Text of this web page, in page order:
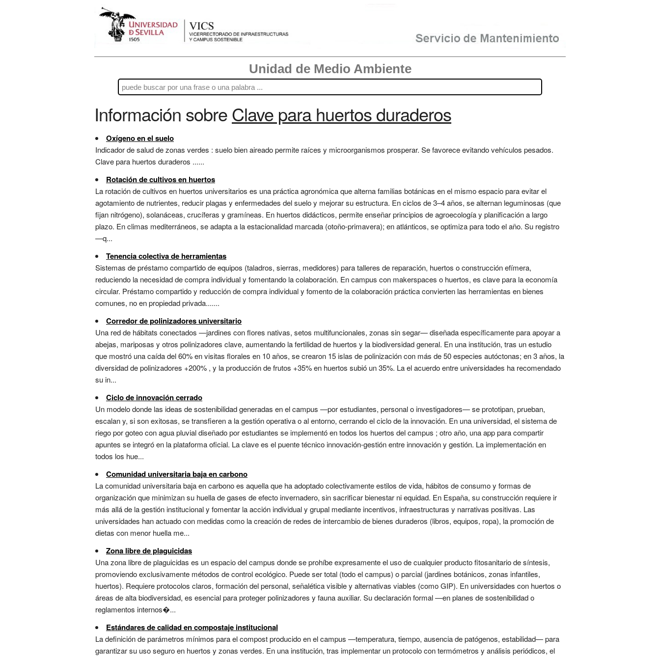
Unidad de Medio Ambiente
Información sobreClave para huertos duraderos
Oxígeno en el suelo
Indicador de salud de zonas verdes : suelo bien aireado permite raíces y microorganismos prosperar. Se favorece evitando vehículos pesados.
Clave para huertos duraderos ......
Rotación de cultivos en huertos
La rotación de cultivos en huertos universitarios es una práctica agronómica que alterna familias botánicas en el mismo espacio para evitar el
agotamiento de nutrientes, reducir plagas y enfermedades del suelo y mejorar su estructura. En ciclos de 3–4 años, se alternan leguminosas (que
fijan nitrógeno), solanáceas, crucíferas y gramíneas. En huertos didácticos, permite enseñar principios de agroecología y planificación a largo
plazo. En climas mediterráneos, se adapta a la estacionalidad marcada (otoño-primavera); en atlánticos, se optimiza para todo el año. Su registro
—q...
Tenencia colectiva de herramientas
Sistemas de préstamo compartido de equipos (taladros, sierras, medidores) para talleres de reparación, huertos o construcción efímera,
reduciendo la necesidad de compra individual y fomentando la colaboración. En campus con makerspaces o huertos, es clave para la economía
circular. Préstamo compartido y reducción de compra individual y fomento de la colaboración práctica convierten las herramientas en bienes
comunes, no en propiedad privada.......
Corredor de polinizadores universitario
Una red de hábitats conectados —jardines con flores nativas, setos multifuncionales, zonas sin segar— diseñada específicamente para apoyar a
abejas, mariposas y otros polinizadores clave, aumentando la fertilidad de huertos y la biodiversidad general. En una institución, tras un estudio
que mostró una caída del 60% en visitas florales en 10 años, se crearon 15 islas de polinización con más de 50 especies autóctonas; en 3 años, la
diversidad de polinizadores +200% , y la producción de frutos +35% en huertos subió un 35%. La el acuerdo entre universidades ha recomendado
su in...
Ciclo de innovación cerrado
Un modelo donde las ideas de sostenibilidad generadas en el campus —por estudiantes, personal o investigadores— se prototipan, prueban,
escalan y, si son exitosas, se transfieren a la gestión operativa o al entorno, cerrando el ciclo de la innovación. En una universidad, el sistema de
riego por goteo con agua pluvial diseñado por estudiantes se implementó en todos los huertos del campus ; otro año, una app para compartir
apuntes se integró en la plataforma oficial. La clave es el puente técnico innovación-gestión entre innovación y gestión. La implementación en
todos los hue...
Comunidad universitaria baja en carbono
La comunidad universitaria baja en carbono es aquella que ha adoptado colectivamente estilos de vida, hábitos de consumo y formas de
organización que minimizan su huella de gases de efecto invernadero, sin sacrificar bienestar ni equidad. En España, su construcción requiere ir
más allá de la gestión institucional y fomentar la acción individual y grupal mediante incentivos, infraestructuras y narrativas positivas. Las
universidades han actuado con medidas como la creación de redes de intercambio de bienes duraderos (libros, equipos, ropa), la promoción de
dietas con menor huella me...
Zona libre de plaguicidas
Una zona libre de plaguicidas es un espacio del campus donde se prohíbe expresamente el uso de cualquier producto fitosanitario de síntesis,
promoviendo exclusivamente métodos de control ecológico. Puede ser total (todo el campus) o parcial (jardines botánicos, zonas infantiles,
huertos). Requiere protocolos claros, formación del personal, señalética visible y alternativas viables (como GIP). En universidades con huertos o
áreas de alta biodiversidad, es esencial para proteger polinizadores y fauna auxiliar. Su declaración formal —en planes de sostenibilidad o
reglamentos internos�...
Estándares de calidad en compostaje institucional
La definición de parámetros mínimos para el compost producido en el campus —temperatura, tiempo, ausencia de patógenos, estabilidad— para
garantizar su uso seguro en huertos y zonas verdes. En una institución, tras implementar un protocolo con termómetros y análisis periódicos, el